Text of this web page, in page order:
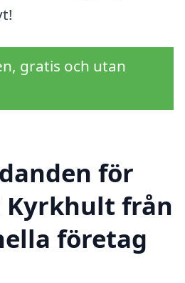
gratis och utan
för
Kyrkhult från
företag